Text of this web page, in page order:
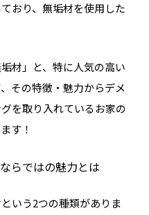
おり、無垢材を使用した
材」と、特に人気の高い
その特徴・魅力からデメ
を取り入れているお家の
す！
らではの魅力とは
いう2つの種類がありま